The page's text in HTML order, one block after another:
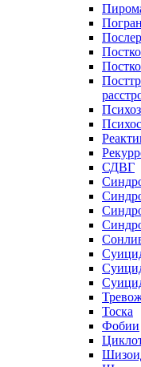
Психоз
СДВГ
Тоска
Фобии